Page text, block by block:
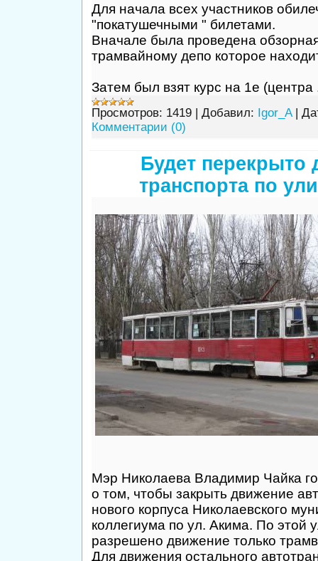
Для начала всех участников
"покатушечными " билетами.
Вначале была проведена
трамвайному депо которое
Затем был взят курс на 1е (центра
Просмотров: 1419 | Добавил: Igor_A |
Комментарии (0)
Будет перекрыто
транспорта по
Мэр Николаева Владимир Чайка
о том, чтобы закрыть движение
нового корпуса Николаевского
коллегиума по ул. Акима. По этой
разрешено движение только
Для движения остального